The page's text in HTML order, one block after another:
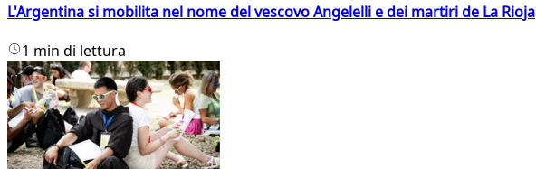
L'Argentina si mobilita nel nome del vescovo Angelelli e dei martiri de La Rioja
1 min di lettura